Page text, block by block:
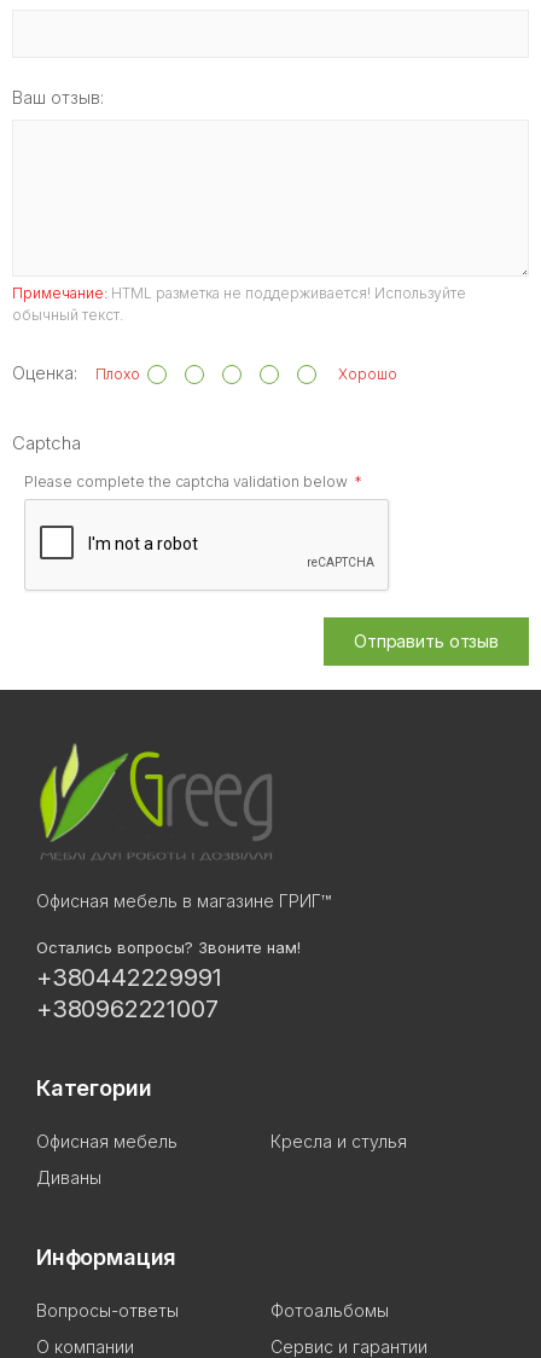
Ваш отзыв:
Примечание: HTML разметка не поддерживается! Используйте
обычный текст.
Оценка: Плохо Хорошо
Captcha
Please complete the captcha validation below
Отправить отзыв
Офисная мебель в магазине ГРИГ™
Остались вопросы? Звоните нам!
+380442229991
+380962221007
Категории
Офисная мебель
Кресла и стулья
Диваны
Информация
Вопросы-ответы
Фотоальбомы
О компании
Сервис и гарантии